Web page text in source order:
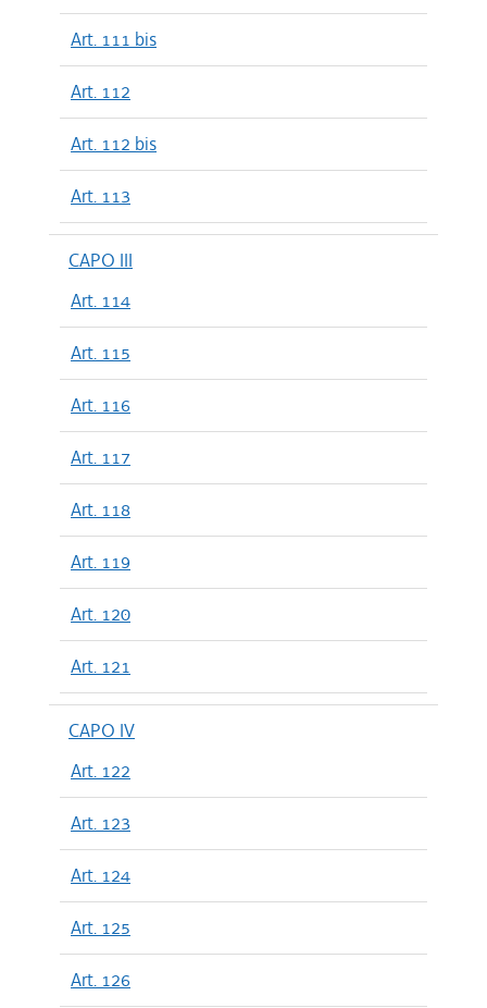
Art. 111 bis
Art. 112
Art. 112 bis
Art. 113
CAPO III
Art. 114
Art. 115
Art. 116
Art. 117
Art. 118
Art. 119
Art. 120
Art. 121
CAPO IV
Art. 122
Art. 123
Art. 124
Art. 125
Art. 126